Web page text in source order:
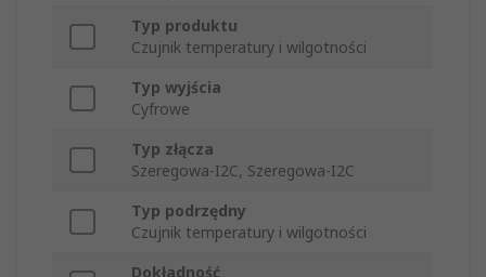
Typ produktu
Czujnik temperatury i wilgotności
Typ wyjścia
Cyfrowe
Typ złącza
Szeregowa-I2C, Szeregowa-I2C
Typ podrzędny
Czujnik temperatury i wilgotności
Dokładność